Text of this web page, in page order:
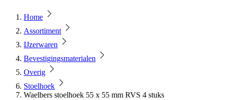
Home
Assortiment
IJzerwaren
Bevestigingsmaterialen
Overig
Stoelhoek
Waelbers stoelhoek 55 x 55 mm RVS 4 stuks